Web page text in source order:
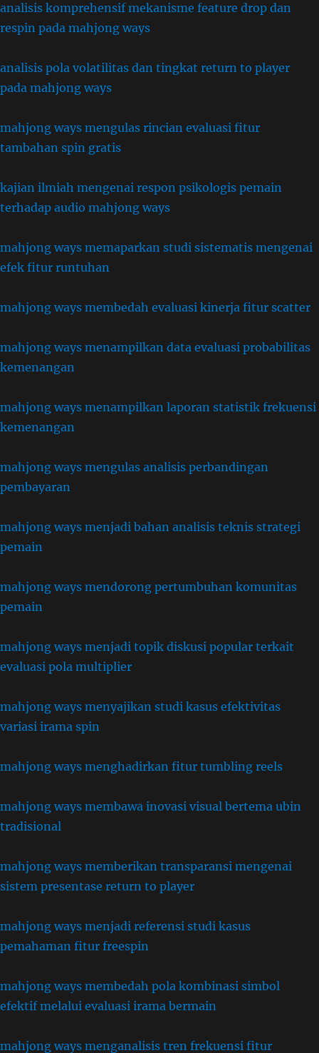
analisis komprehensif mekanisme feature drop dan
respin pada mahjong ways
analisis pola volatilitas dan tingkat return to player
pada mahjong ways
mahjong ways mengulas rincian evaluasi fitur
tambahan spin gratis
kajian ilmiah mengenai respon psikologis pemain
terhadap audio mahjong ways
mahjong ways memaparkan studi sistematis mengenai
efek fitur runtuhan
mahjong ways membedah evaluasi kinerja fitur scatter
mahjong ways menampilkan data evaluasi probabilitas
kemenangan
mahjong ways menampilkan laporan statistik frekuensi
kemenangan
mahjong ways mengulas analisis perbandingan
pembayaran
mahjong ways menjadi bahan analisis teknis strategi
pemain
mahjong ways mendorong pertumbuhan komunitas
pemain
mahjong ways menjadi topik diskusi popular terkait
evaluasi pola multiplier
mahjong ways menyajikan studi kasus efektivitas
variasi irama spin
mahjong ways menghadirkan fitur tumbling reels
mahjong ways membawa inovasi visual bertema ubin
tradisional
mahjong ways memberikan transparansi mengenai
sistem presentase return to player
mahjong ways menjadi referensi studi kasus
pemahaman fitur freespin
mahjong ways membedah pola kombinasi simbol
efektif melalui evaluasi irama bermain
mahjong ways menganalisis tren frekuensi fitur